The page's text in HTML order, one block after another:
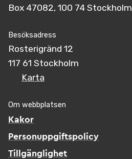
Box 47082, 100 74 Stockholm
Besöksadress
Rosterigränd 12
117 61 Stockholm
Karta
Om webbplatsen
Kakor
Personuppgiftspolicy
Tillgänglighet